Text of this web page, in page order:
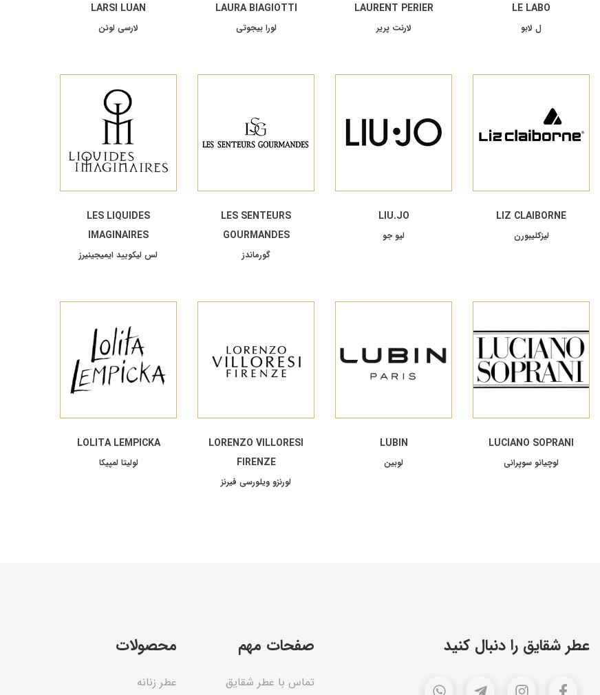
LE LABO
ل لابو
LAURENT PERIER
لارنت پریر
LAURA BIAGIOTTI
لورا بیجوتی
LARSI LUAN
لارسی لوئن
LIZ CLAIBORNE
لیزکلیبورن
LIU.JO
لیو جو
LES SENTEURS
GOURMANDES
گورماندز
LES LIQUIDES
IMAGINAIRES
لس لیکویید ایمیجینیرز
LUCIANO SOPRANI
لوچیانو سوپرانی
LUBIN
لوبین
LORENZO VILLORESI
FIRENZE
لورنزو ویلورسی فیرنز
LOLITA LEMPICKA
لولیتا لمپیکا
عطر شقایق را دنبال کنید صفحات مهم
تماس با عطر شقایق
محصولات
عطر زنانه